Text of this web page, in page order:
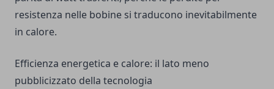
resistenza nelle bobine si traducono inevitabilmente
in calore.
Efficienza energetica e calore: il lato meno
pubblicizzato della tecnologia